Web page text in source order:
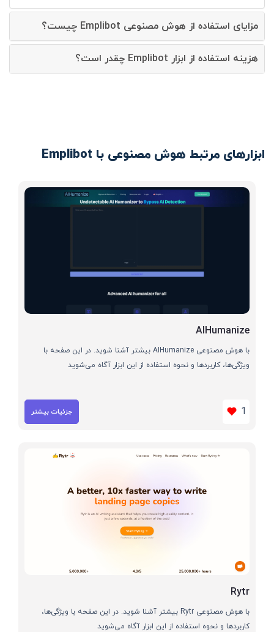
مزایای استفاده از هوش مصنوعی Emplibot چیست؟
هزینه استفاده از ابزار Emplibot چقدر است؟
ابزارهای مرتبط هوش مصنوعی با Emplibot
AIHumanize
با هوش مصنوعی AIHumanize بیشتر آشنا شوید. در این صفحه با
ویژگی‌ها، کاربردها و نحوه استفاده از این ابزار آگاه می‌شوید
1 جزئیات بیشتر
Rytr
با هوش مصنوعی Rytr بیشتر آشنا شوید. در این صفحه با ویژگی‌ها،
کاربردها و نحوه استفاده از این ابزار آگاه می‌شوید